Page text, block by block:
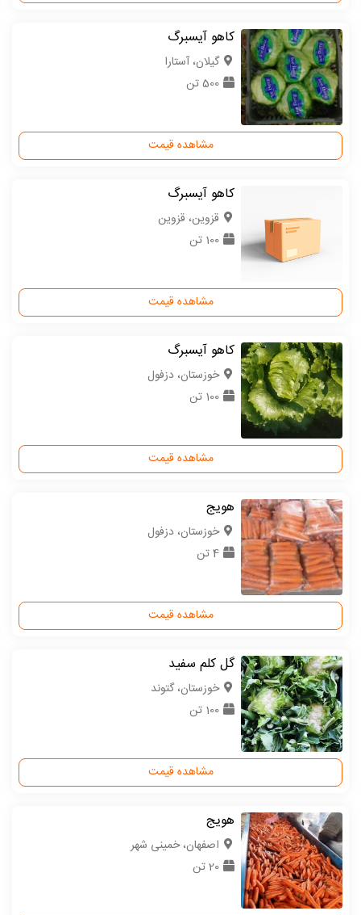
کاهو آیسبرگ
گیلان، آستارا
500 تن
مشاهده قیمت
کاهو آیسبرگ
قزوین، قزوین
100 تن
مشاهده قیمت
کاهو آیسبرگ
خوزستان، دزفول
100 تن
مشاهده قیمت
هویج
خوزستان، دزفول
4 تن
مشاهده قیمت
گل کلم سفید
خوزستان، گتوند
100 تن
مشاهده قیمت
هویج
اصفهان، خمینی شهر
20 تن